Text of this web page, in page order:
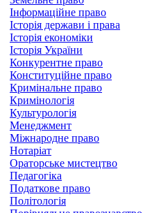
Інформаційне право
Історія держави і права
Історія економіки
Історія України
Конкурентне право
Конституційне право
Кримінальне право
Кримінологія
Культурологія
Менеджмент
Міжнародне право
Нотаріат
Ораторське мистецтво
Педагогіка
Податкове право
Політологія